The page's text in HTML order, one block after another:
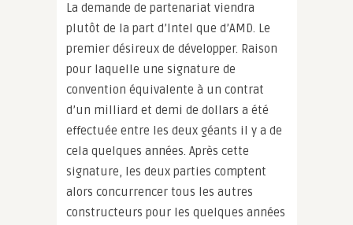
La demande de partenariat viendra
plutôt de la part d’Intel que d’AMD. Le
premier désireux de développer. Raison
pour laquelle une signature de
convention équivalente à un contrat
d’un milliard et demi de dollars a été
effectuée entre les deux géants il y a de
cela quelques années. Après cette
signature, les deux parties comptent
alors concurrencer tous les autres
constructeurs pour les quelques années